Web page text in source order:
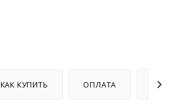
КАК КУПИТЬ ОПЛАТА